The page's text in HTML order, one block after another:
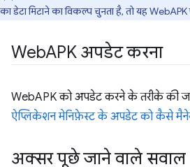
का डेटा मिटाने का विकल्प चुनता है, तो यह WebAPK
WebAPK अपडेट करना
WebAPK को अपडेट करने के तरीके की
ऐप्लिकेशन मेनिफ़ेस्ट के अपडेट को कैसे
अक्सर पूछे जाने वाले सवाल